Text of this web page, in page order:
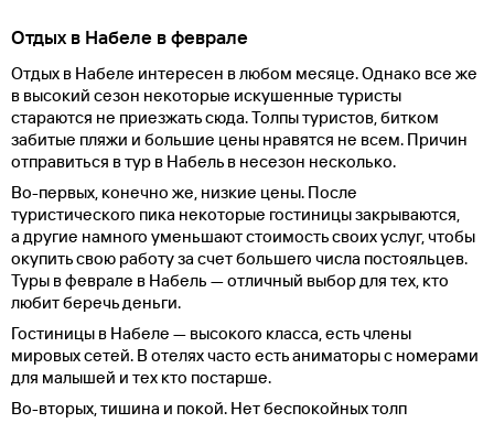
Отдых в Набеле в феврале
Отдых в Набеле интересен в любом месяце. Однако все же
в высокий сезон некоторые искушенные туристы
стараются не приезжать сюда. Толпы туристов, битком
забитые пляжи и большие цены нравятся не всем. Причин
отправиться в тур в Набель в несезон несколько.
Во-первых, конечно же, низкие цены. После
туристического пика некоторые гостиницы закрываются,
а другие намного уменьшают стоимость своих услуг, чтобы
окупить свою работу за счет большего числа постояльцев.
Туры в феврале в Набель — отличный выбор для тех, кто
любит беречь деньги.
Гостиницы в Набеле — высокого класса, есть члены
мировых сетей. В отелях часто есть аниматоры с номерами
для малышей и тех кто постарше.
Во-вторых, тишина и покой. Нет беспокойных толп